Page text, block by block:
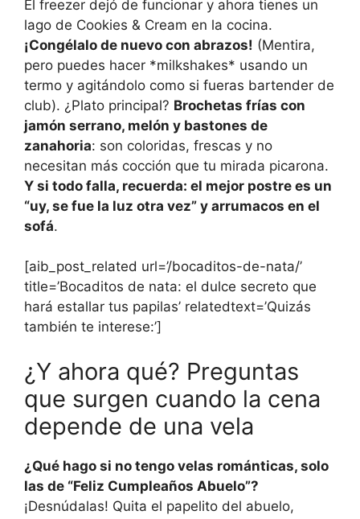
El freezer dejó de funcionar y ahora tienes un
lago de Cookies & Cream en la cocina.
¡Congélalo de nuevo con abrazos! (Mentira,
pero puedes hacer *milkshakes* usando un
termo y agitándolo como si fueras bartender de
club). ¿Plato principal? Brochetas frías con
jamón serrano, melón y bastones de
zanahoria: son coloridas, frescas y no
necesitan más cocción que tu mirada picarona.
Y si todo falla, recuerda: el mejor postre es un
“uy, se fue la luz otra vez” y arrumacos en el
sofá.
[aib_post_related url=’/bocaditos-de-nata/’
title=’Bocaditos de nata: el dulce secreto que
hará estallar tus papilas’ relatedtext=’Quizás
también te interese:’]
¿Y ahora qué? Preguntas
que surgen cuando la cena
depende de una vela
¿Qué hago si no tengo velas románticas, solo
las de “Feliz Cumpleaños Abuelo”?
¡Desnúdalas! Quita el papelito del abuelo,